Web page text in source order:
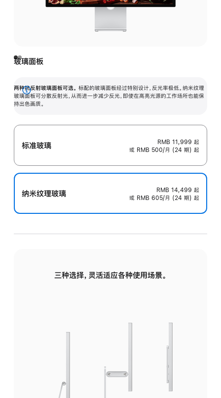
玻璃面板
两种抗反射玻璃面板可选。 标配的玻璃面板经过特别设计，反光率极低。纳米纹理
玻璃面板可分散反射光，从而进一步减少反光，即使在高亮光源的工作场所也能保
持出色画质。
展
开
标准玻璃 RMB 11,999 起
或 RMB 500/月 (24 期) 起
纳米纹理玻璃 RMB 14,499 起
或 RMB 605/月 (24 期) 起
三种选择，灵活适应各种使用场景。